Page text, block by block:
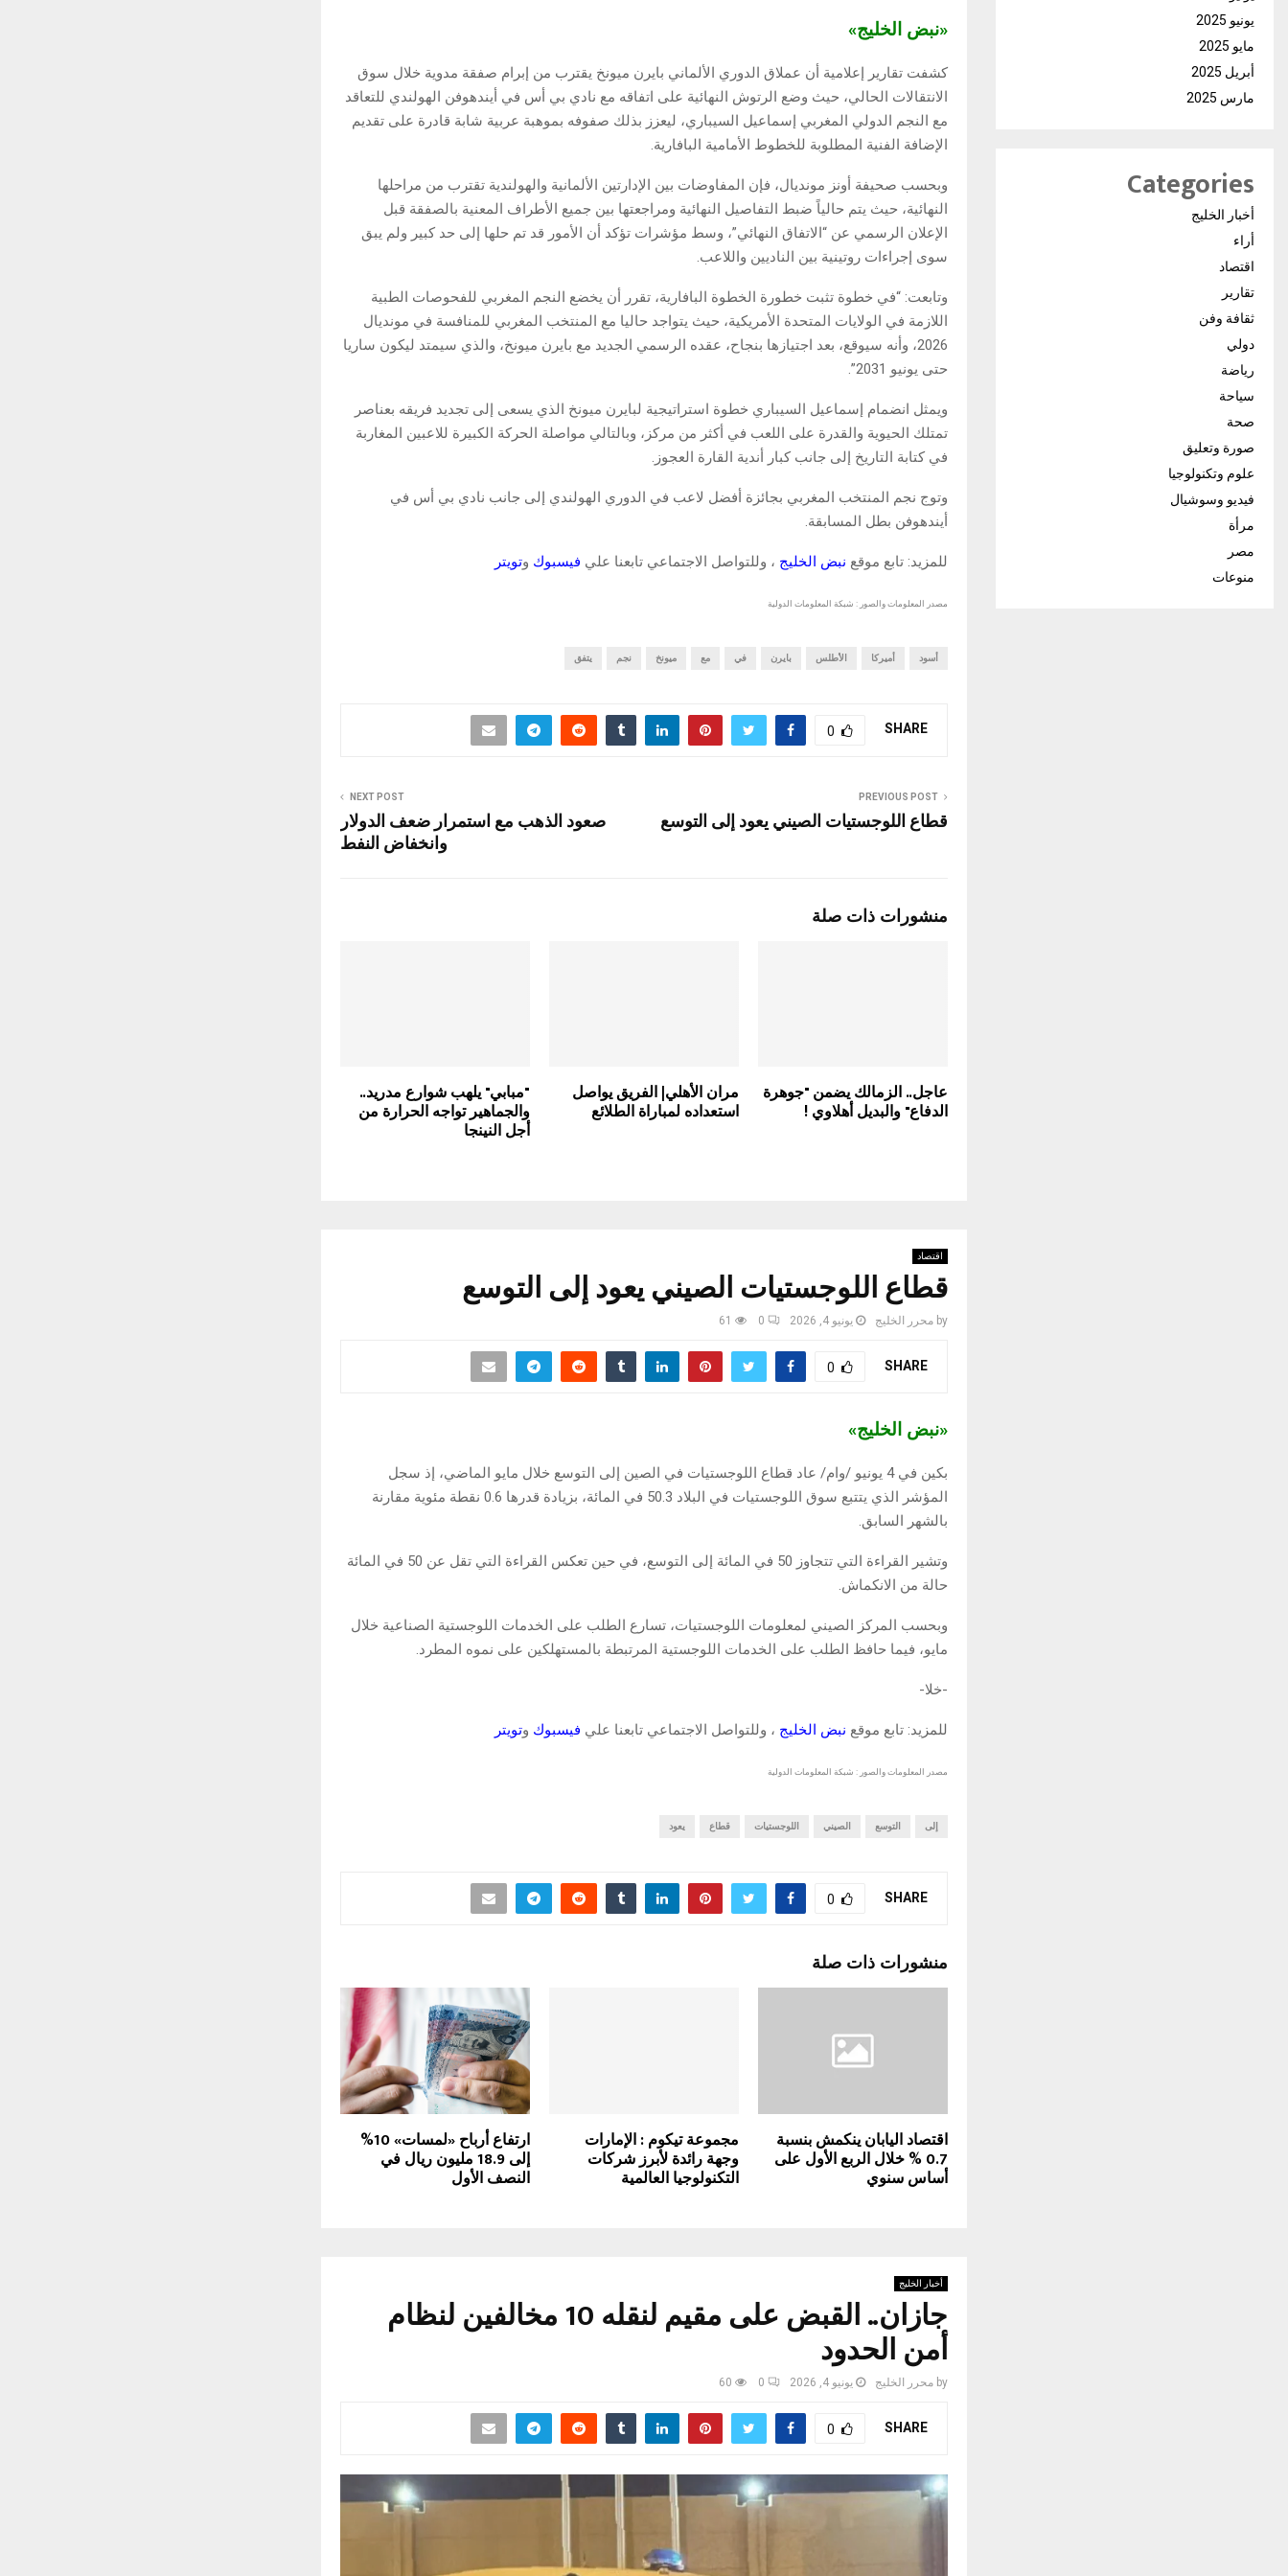
«نبض الخليج»
كشفت تقارير إعلامية أن عملاق الدوري الألماني بايرن ميونخ يقترب من إبرام صفقة مدوية خلال سوق
الانتقالات الحالي، حيث وضع الرتوش النهائية على اتفاقه مع نادي بي أس في أيندهوفن الهولندي للتعاقد
مع النجم الدولي المغربي إسماعيل السيباري، ليعزز بذلك صفوفه بموهبة عربية شابة قادرة على تقديم
الإضافة الفنية المطلوبة للخطوط الأمامية البافارية.
وبحسب صحيفة أونز مونديال، فإن المفاوضات بين الإدارتين الألمانية والهولندية تقترب من مراحلها
النهائية، حيث يتم حالياً ضبط التفاصيل النهائية ومراجعتها بين جميع الأطراف المعنية بالصفقة قبل
الإعلان الرسمي عن “الاتفاق النهائي”، وسط مؤشرات تؤكد أن الأمور قد تم حلها إلى حد كبير ولم يبق
سوى إجراءات روتينية بين الناديين واللاعب.
وتابعت: “في خطوة تثبت خطورة الخطوة البافارية، تقرر أن يخضع النجم المغربي للفحوصات الطبية
اللازمة في الولايات المتحدة الأمريكية، حيث يتواجد حاليا مع المنتخب المغربي للمنافسة في مونديال
2026، وأنه سيوقع، بعد اجتيازها بنجاح، عقده الرسمي الجديد مع بايرن ميونخ، والذي سيمتد ليكون ساريا
حتى يونيو 2031”.
ويمثل انضمام إسماعيل السيباري خطوة استراتيجية لبايرن ميونخ الذي يسعى إلى تجديد فريقه بعناصر
تمتلك الحيوية والقدرة على اللعب في أكثر من مركز، وبالتالي مواصلة الحركة الكبيرة للاعبين المغاربة
في كتابة التاريخ إلى جانب كبار أندية القارة العجوز.
وتوج نجم المنتخب المغربي بجائزة أفضل لاعب في الدوري الهولندي إلى جانب نادي بي أس في
أيندهوفن بطل المسابقة.
للمزيد: تابع موقع نبض الخليج ، وللتواصل الاجتماعي تابعنا علي فيسبوك وتويتر
مصدر المعلومات والصور : شبكة المعلومات الدولية
أسود أميركا الأطلس بايرن في مع ميونخ نجم يتفق
SHARE
0
PREVIOUS POST
قطاع اللوجستيات الصيني يعود إلى التوسع
NEXT POST
صعود الذهب مع استمرار ضعف الدولار
وانخفاض النفط
منشورات ذات صلة
عاجل.. الزمالك يضمن "جوهرة
الدفاع" والبديل أهلاوي !
مران الأهلي| الفريق يواصل
استعداده لمباراة الطلائع
"مبابي" يلهب شوارع مدريد..
والجماهير تواجه الحرارة من
أجل النينجا
اقتصاد
قطاع اللوجستيات الصيني يعود إلى التوسع
by محرر الخليج يونيو 4, 2026 0
61
SHARE
0
«نبض الخليج»
بكين في 4 يونيو /وام/ عاد قطاع اللوجستيات في الصين إلى التوسع خلال مايو الماضي، إذ سجل
المؤشر الذي يتتبع سوق اللوجستيات في البلاد 50.3 في المائة، بزيادة قدرها 0.6 نقطة مئوية مقارنة
بالشهر السابق.
وتشير القراءة التي تتجاوز 50 في المائة إلى التوسع، في حين تعكس القراءة التي تقل عن 50 في المائة
حالة من الانكماش.
وبحسب المركز الصيني لمعلومات اللوجستيات، تسارع الطلب على الخدمات اللوجستية الصناعية خلال
مايو، فيما حافظ الطلب على الخدمات اللوجستية المرتبطة بالمستهلكين على نموه المطرد.
-خلا-
للمزيد: تابع موقع نبض الخليج ، وللتواصل الاجتماعي تابعنا علي فيسبوك وتويتر
مصدر المعلومات والصور : شبكة المعلومات الدولية
إلى التوسع الصيني اللوجستيات قطاع يعود
SHARE
0
منشورات ذات صلة
اقتصاد اليابان ينكمش بنسبة
0.7 % خلال الربع الأول على
أساس سنوي
مجموعة تيكوم : الإمارات
وجهة رائدة لأبرز شركات
التكنولوجيا العالمية
ارتفاع أرباح «لمسات» 10%
إلى 18.9 مليون ريال في
النصف الأول
أخبار الخليج
جازان.. القبض على مقيم لنقله 10 مخالفين لنظام
أمن الحدود
by محرر الخليج يونيو 4, 2026 0
60
SHARE
0
يونيو 2025
مايو 2025
أبريل 2025
مارس 2025
Categories
أخبار الخليج
أراء
اقتصاد
تقارير
ثقافة وفن
دولي
رياضة
سياحة
صحة
صورة وتعليق
علوم وتكنولوجيا
فيديو وسوشيال
مرأة
مصر
منوعات